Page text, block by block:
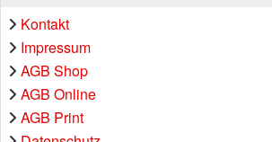
Kontakt
Impressum
AGB Shop
AGB Online
AGB Print